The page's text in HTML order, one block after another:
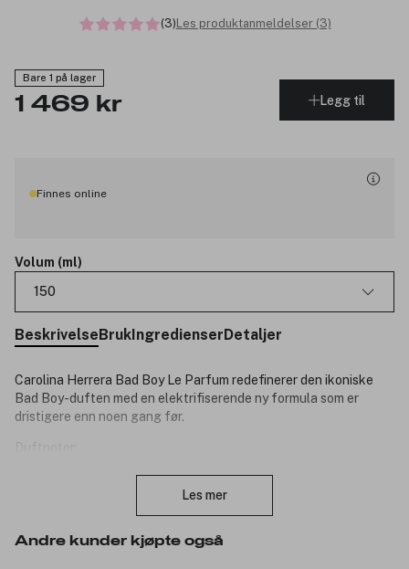
(3)Les produktanmeldelser (3)
Bare 1 på lager
1 469 kr Legg til
Finnes online
Volum (ml)
150
BeskrivelseBrukIngredienserDetaljer
Carolina Herrera Bad Boy Le Parfum redefinerer den ikoniske
Bad Boy-duften med en elektrifiserende ny formula som er
dristigere enn noen gang før.
Toppnoter: grapefrukt og hampakkord
Hjertenoter: sort pepper og geranium
Bunnoter: lær og vetiver
Produktnummer:3214406
Les mer
Andre kunder kjøpte også